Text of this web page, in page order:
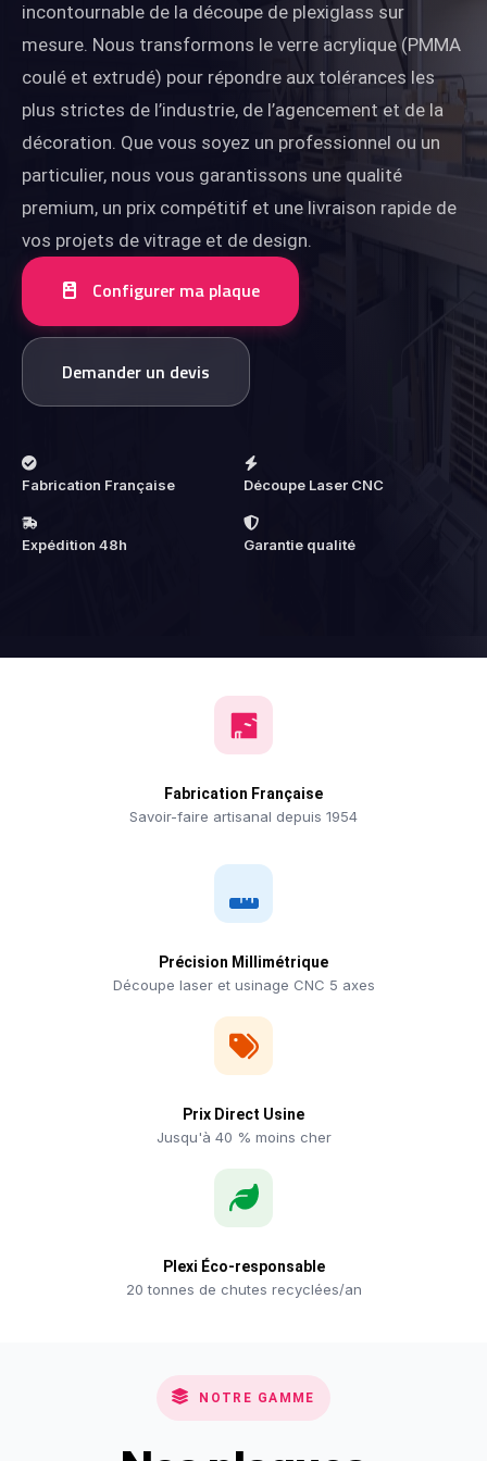
incontournable de la découpe de plexiglass sur
mesure. Nous transformons le verre acrylique (PMMA
coulé et extrudé) pour répondre aux tolérances les
plus strictes de l’industrie, de l’agencement et de la
décoration. Que vous soyez un professionnel ou un
particulier, nous vous garantissons une qualité
premium, un prix compétitif et une livraison rapide de
vos projets de vitrage et de design.
Configurer ma plaque
Demander un devis
Fabrication Française Découpe Laser CNC
Expédition 48h Garantie qualité
Fabrication Française
Savoir-faire artisanal depuis 1954
Précision Millimétrique
Découpe laser et usinage CNC 5 axes
Prix Direct Usine
Jusqu'à 40 % moins cher
Plexi Éco-responsable
20 tonnes de chutes recyclées/an
NOTRE GAMME